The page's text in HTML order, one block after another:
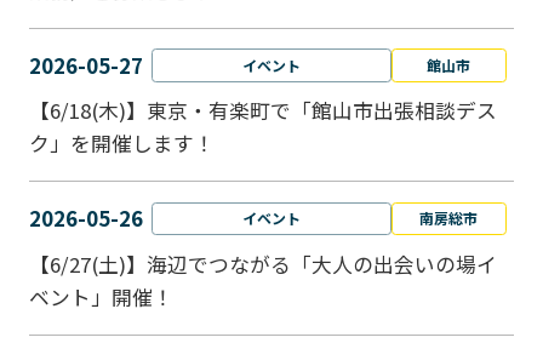
2026-05-27 イベント 館山市
【6/18(木)】東京・有楽町で「館山市出張相談デス
ク」を開催します！
2026-05-26 イベント 南房総市
【6/27(土)】海辺でつながる「大人の出会いの場イ
ベント」開催！